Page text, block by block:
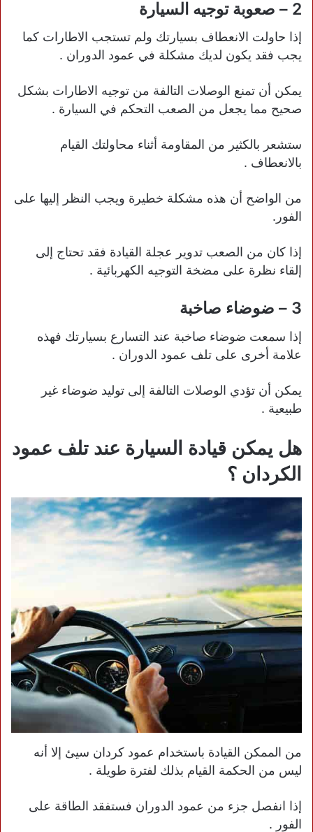
2 – صعوبة توجيه السيارة
إذا حاولت الانعطاف بسيارتك ولم تستجب الاطارات كما
يجب فقد يكون لديك مشكلة في عمود الدوران .
يمكن أن تمنع الوصلات التالفة من توجيه الاطارات بشكل
صحيح مما يجعل من الصعب التحكم في السيارة .
ستشعر بالكثير من المقاومة أثناء محاولتك القيام
بالانعطاف .
من الواضح أن هذه مشكلة خطيرة ويجب النظر إليها على
الفور.
إذا كان من الصعب تدوير عجلة القيادة فقد تحتاج إلى
إلقاء نظرة على مضخة التوجيه الكهربائية .
3 – ضوضاء صاخبة
إذا سمعت ضوضاء صاخبة عند التسارع بسيارتك فهذه
علامة أخرى على تلف عمود الدوران .
يمكن أن تؤدي الوصلات التالفة إلى توليد ضوضاء غير
طبيعية .
هل يمكن قيادة السيارة عند تلف عمود
الكردان ؟
من الممكن القيادة باستخدام عمود كردان سيئ إلا أنه
ليس من الحكمة القيام بذلك لفترة طويلة .
إذا انفصل جزء من عمود الدوران فستفقد الطاقة على
الفور .